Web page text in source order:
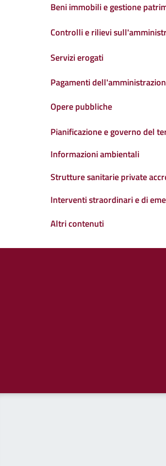
Beni immobili e gestione
Controlli e rilievi
Servizi erogati
Pagamenti
Opere pubbliche
Pianificazione e governo del
Informazioni ambientali
Strutture sanitarie private
Interventi straordinari e di
Altri contenuti